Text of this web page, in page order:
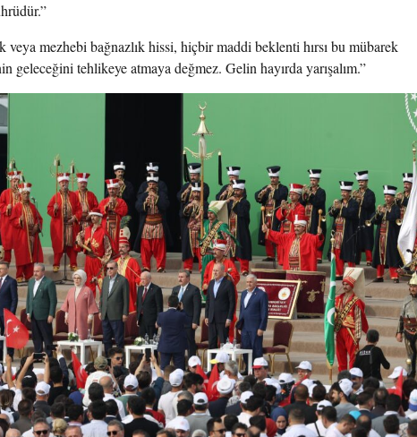
mezhebi bağnazlık hissi, hiçbir maddi beklenti hırsı bu mübarek
tehlikeye atmaya değmez. Gelin hayırda yarışalım.”